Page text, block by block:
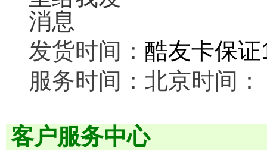
发货时间： 酷友卡保
服务时间：北京时间
客户服务中心